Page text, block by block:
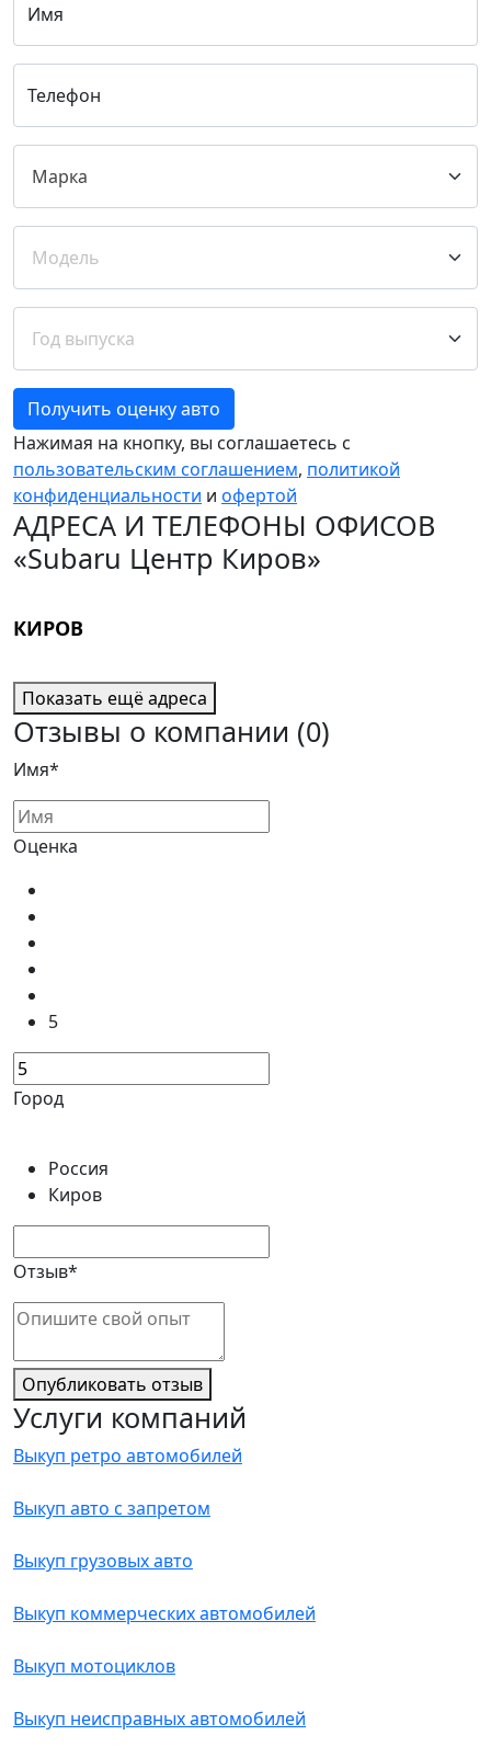
Имя
Телефон
Получить оценку авто
Нажимая на кнопку, вы соглашаетесь с
пользовательским соглашением, политикой
конфиденциальности и офертой
АДРЕСА И ТЕЛЕФОНЫ ОФИСОВ
«Subaru Центр Киров»
КИРОВ
Показать ещё адреса
Отзывы о компании (0)
Имя*
Оценка
5
Город
Россия
Киров
Отзыв*
Опубликовать отзыв
Услуги компаний
Выкуп ретро автомобилей
Выкуп авто с запретом
Выкуп грузовых авто
Выкуп коммерческих автомобилей
Выкуп мотоциклов
Выкуп неисправных автомобилей